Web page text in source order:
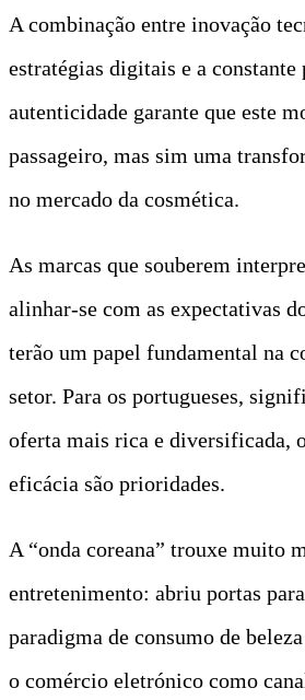
A combinação entre inovação
estratégias digitais e a constante
autenticidade garante que este
passageiro, mas sim uma
no mercado da cosmética.
As marcas que souberem
alinhar-se com as expectativas
terão um papel fundamental na
setor. Para os portugueses,
oferta mais rica e diversificada,
eficácia são prioridades.
A “onda coreana” trouxe muito
entretenimento: abriu portas
paradigma de consumo de
o comércio eletrónico como